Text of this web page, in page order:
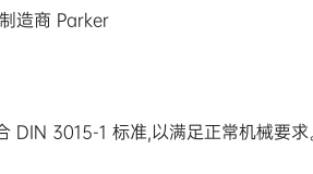
造商 Parker
DIN 3015-1 标准,以满足正常机械要